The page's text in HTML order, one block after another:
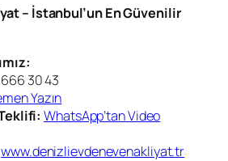
– İstanbul’un En Güvenilir
30 43
Yazın
WhatsApp’tan Video
www.denizlievdenevenakliyat.tr